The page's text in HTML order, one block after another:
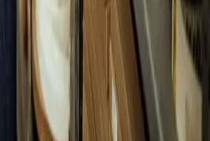
os sistemas de gestão que existem
de estoque é um módulo em alguns
Enterprise Resource Planning ou
unindo a outras categorias que ajudam
, faturamento, entre outros.
também é uma forma de
, orientando as decisões por meio
mais precisas.